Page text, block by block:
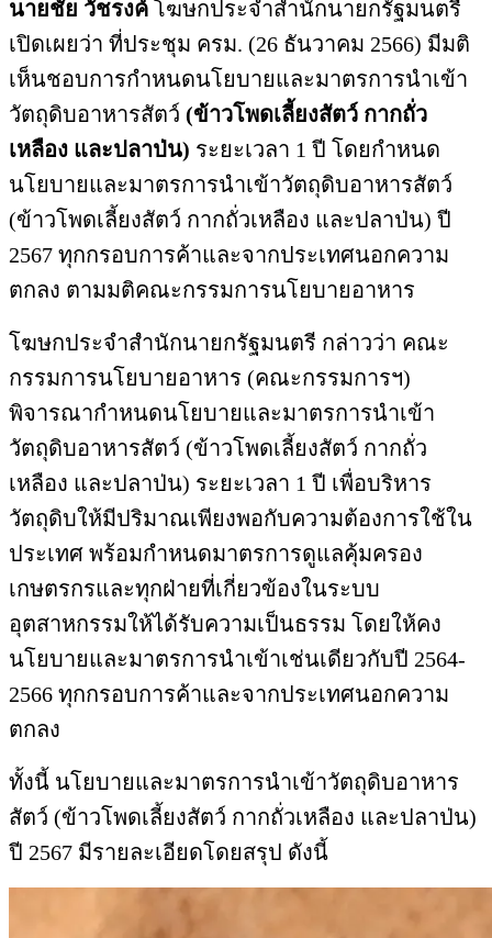
นายชัย วัชรงค์ โฆษกประจำสำนักนายกรัฐมนตรี
เปิดเผยว่า ที่ประชุม ครม. (26 ธันวาคม 2566) มีมติ
เห็นชอบการกำหนดนโยบายและมาตรการนำเข้า
วัตถุดิบอาหารสัตว์ (ข้าวโพดเลี้ยงสัตว์ กากถั่ว
เหลือง และปลาป่น) ระยะเวลา 1 ปี โดยกำหนด
นโยบายและมาตรการนำเข้าวัตถุดิบอาหารสัตว์
(ข้าวโพดเลี้ยงสัตว์ กากถั่วเหลือง และปลาป่น) ปี
2567 ทุกกรอบการค้าและจากประเทศนอกความ
ตกลง ตามมติคณะกรรมการนโยบายอาหาร
โฆษกประจำสำนักนายกรัฐมนตรี กล่าวว่า คณะ
กรรมการนโยบายอาหาร (คณะกรรมการฯ)
พิจารณากำหนดนโยบายและมาตรการนำเข้า
วัตถุดิบอาหารสัตว์ (ข้าวโพดเลี้ยงสัตว์ กากถั่ว
เหลือง และปลาป่น) ระยะเวลา 1 ปี เพื่อบริหาร
วัตถุดิบให้มีปริมาณเพียงพอกับความต้องการใช้ใน
ประเทศ พร้อมกำหนดมาตรการดูแลคุ้มครอง
เกษตรกรและทุกฝ่ายที่เกี่ยวข้องในระบบ
อุตสาหกรรมให้ได้รับความเป็นธรรม โดยให้คง
นโยบายและมาตรการนำเข้าเช่นเดียวกับปี 2564-
2566 ทุกกรอบการค้าและจากประเทศนอกความ
ตกลง
ทั้งนี้ นโยบายและมาตรการนำเข้าวัตถุดิบอาหาร
สัตว์ (ข้าวโพดเลี้ยงสัตว์ กากถั่วเหลือง และปลาป่น)
ปี 2567 มีรายละเอียดโดยสรุป ดังนี้